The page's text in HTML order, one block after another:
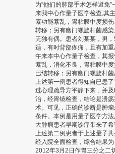
为“他们的肺部手术怎样避免
来我中心作量子医学检查,其
素功能紊乱，胃粘膜中度损
转移；另有幽门螺旋杆菌感染
无独有偶。患者刘某某，男
适，有时背部疼痛，且有加
午来本中心作量子检查，其
紊乱，消化不良，胃粘膜中
巴结转移；另有幽门螺旋杆菌
上述第一例患者得知自已患
过心理疏导方平静下来，并
治，经胃镜检查，结论是溃
术。可见，正确的诊断是肿
条件。本例是用量子医学方
大肿瘤患者早期诊疗带来了希
上述第二例患者于上述量子
经入院全面检查，综合结果
2012年3月2日作胃三分之二